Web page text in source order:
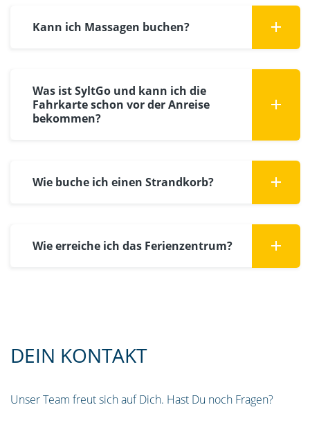
Kann ich Massagen buchen?
Was ist SyltGo und kann ich die
Fahrkarte schon vor der Anreise
bekommen?
Wie buche ich einen Strandkorb?
Wie erreiche ich das Ferienzentrum?
DEIN KONTAKT
Unser Team freut sich auf Dich. Hast Du noch Fragen?